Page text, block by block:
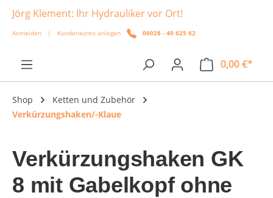
springen
Jörg Klement: Ihr Hydrauliker vor Ort!
Anmelden | Kundenkonto anlegen 06028 - 40 625 62
0,00 €*
Shop
Ketten und Zubehör
Verkürzungshaken/-Klaue
Verkürzungshaken GK
8 mit Gabelkopf ohne